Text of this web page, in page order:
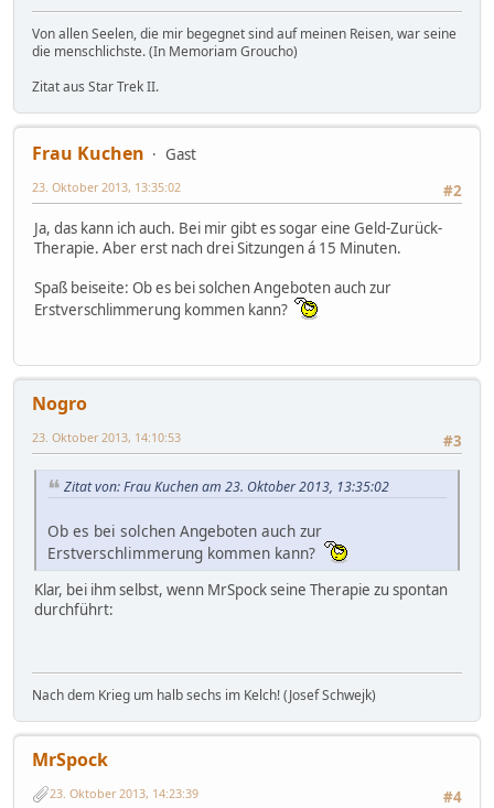
Von allen Seelen, die mir begegnet sind auf meinen Reisen, war seine
die menschlichste. (In Memoriam Groucho)
Zitat aus Star Trek II.
Frau Kuchen
Gast
#2
23. Oktober 2013, 13:35:02
Ja, das kann ich auch. Bei mir gibt es sogar eine Geld-Zurück-
Therapie. Aber erst nach drei Sitzungen á 15 Minuten.
Spaß beiseite: Ob es bei solchen Angeboten auch zur
Erstverschlimmerung kommen kann?
Nogro
#3
23. Oktober 2013, 14:10:53
Zitat von: Frau Kuchen am 23. Oktober 2013, 13:35:02
Ob es bei solchen Angeboten auch zur
Erstverschlimmerung kommen kann?
Klar, bei ihm selbst, wenn MrSpock seine Therapie zu spontan
durchführt:
Nach dem Krieg um halb sechs im Kelch! (Josef Schwejk)
MrSpock
#4
23. Oktober 2013, 14:23:39